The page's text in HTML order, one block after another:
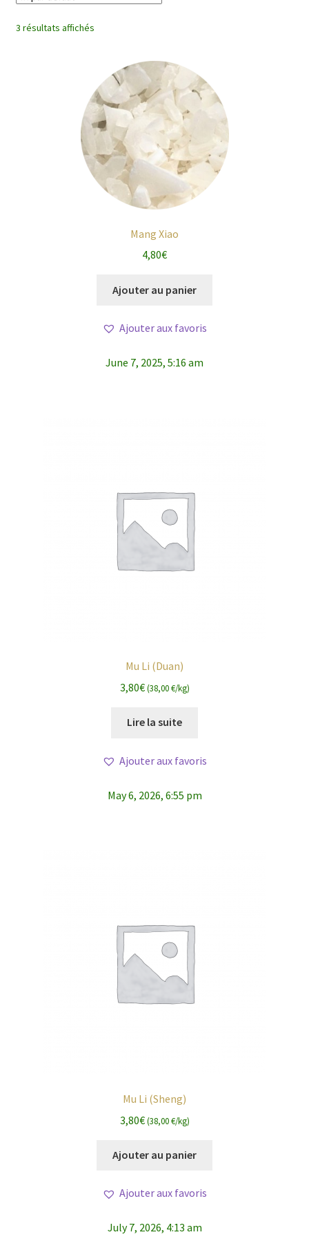
3 résultats affichés
Mang Xiao
4,80€
Ajouter au panier
Ajouter aux favoris
June 7, 2025, 5:16 am
Mu Li (Duan)
3,80€(38,00 €/kg)
Lire la suite
Ajouter aux favoris
May 6, 2026, 6:55 pm
Mu Li (Sheng)
3,80€(38,00 €/kg)
Ajouter au panier
Ajouter aux favoris
July 7, 2026, 4:13 am